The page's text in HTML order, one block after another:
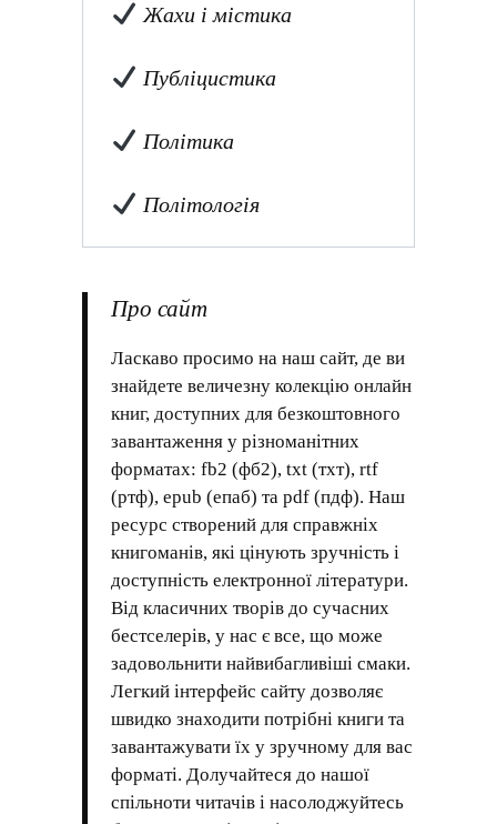
Жахи і містика
Публіцистика
Політика
Політологія
Про сайт
Ласкаво просимо на наш сайт, де ви
знайдете величезну колекцію онлайн
книг, доступних для безкоштовного
завантаження у різноманітних
форматах: fb2 (фб2), txt (тхт), rtf
(ртф), epub (епаб) та pdf (пдф). Наш
ресурс створений для справжніх
книгоманів, які цінують зручність і
доступність електронної літератури.
Від класичних творів до сучасних
бестселерів, у нас є все, що може
задовольнити найвибагливіші смаки.
Легкий інтерфейс сайту дозволяє
швидко знаходити потрібні книги та
завантажувати їх у зручному для вас
форматі. Долучайтеся до нашої
спільноти читачів і насолоджуйтесь